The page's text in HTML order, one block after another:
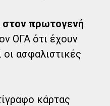
στον πρωτογενή
ΟΓΑ ότι έχουν
οι ασφαλιστικές
κάρτας